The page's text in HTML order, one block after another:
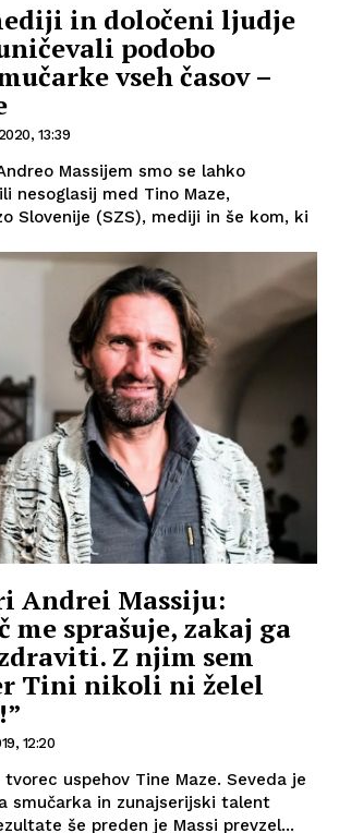
in določeni ljudje
podobo
vseh časov –
13:39
Massijem smo se lahko
nesoglasij med Tino Maze,
Slovenije (SZS), mediji in še kom, ki
Andrei Massiju:
me sprašuje, zakaj ga
Z njim sem
Tini nikoli ni želel
12:20
uspehov Tine Maze. Seveda je
smučarka in zunajserijski talent
še preden je Massi prevzel...